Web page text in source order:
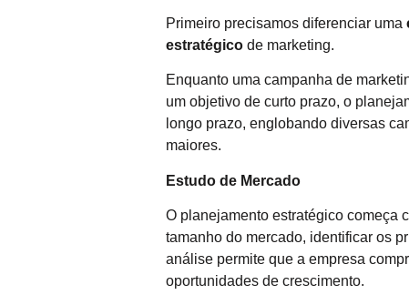
Primeiro precisamos diferenciar uma
estratégico de marketing.
Enquanto uma campanha de
um objetivo de curto prazo, o
longo prazo, englobando diversas
maiores.
Estudo de Mercado
O planejamento estratégico começa
tamanho do mercado, identificar os
análise permite que a empresa
oportunidades de crescimento.